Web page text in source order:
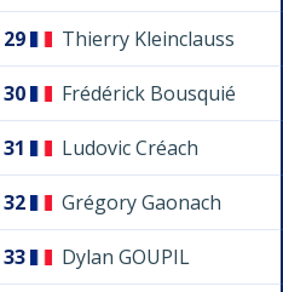
29 Thierry Kleinclauss
30 Frédérick Bousquié
31 Ludovic Créach
32 Grégory Gaonach
33 Dylan GOUPIL